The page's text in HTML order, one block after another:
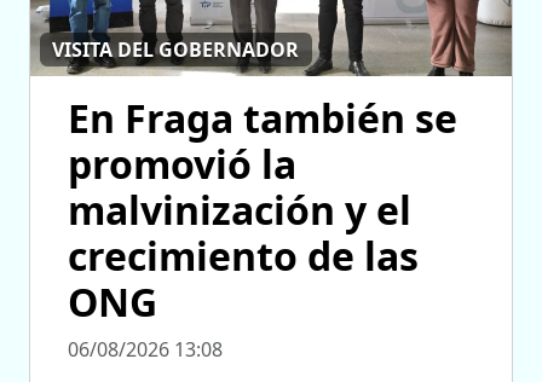
VISITA DEL GOBERNADOR
En Fraga también se
promovió la
malvinización y el
crecimiento de las
ONG
06/08/2026 13:08